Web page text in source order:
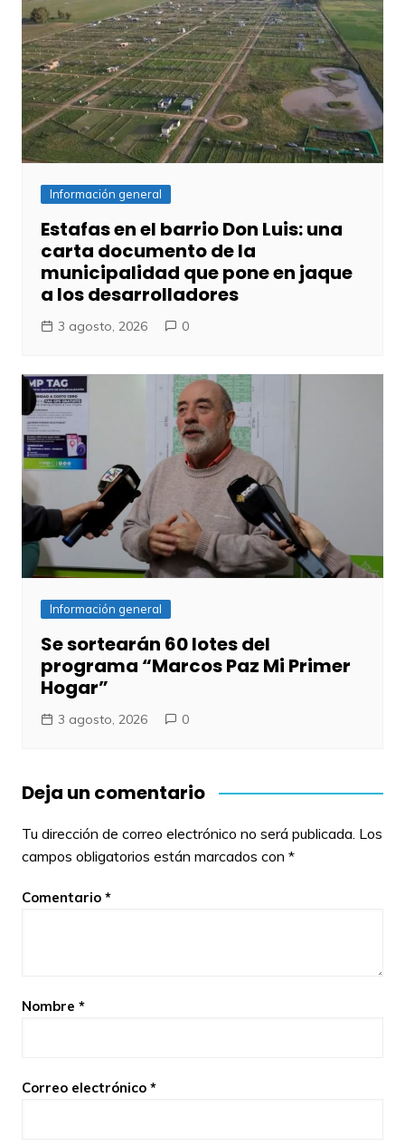
Información general
Estafas en el barrio Don Luis: una
carta documento de la
municipalidad que pone en jaque
a los desarrolladores
3 agosto, 2026 0
Información general
Se sortearán 60 lotes del
programa “Marcos Paz Mi Primer
Hogar”
3 agosto, 2026 0
Deja un comentario
Tu dirección de correo electrónico no será publicada. Los
campos obligatorios están marcados con *
Comentario *
Nombre *
Correo electrónico *